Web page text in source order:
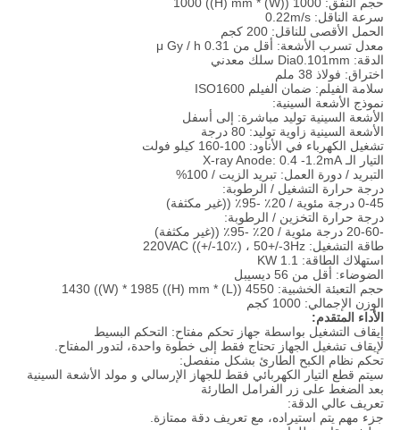
سرعة الناقل: 0.22m/s
الحمل الأقصى للناقل: 200 كجم
معدل تسرب الأشعة: أقل من 0.31 μ Gy / h
الدقة: Dia0.101mm سلك معدني
اختراق: فولاذ 38 ملم
سلامة الفيلم: ضمان الفيلم ISO1600
نموذج الأشعة السينية:
الأشعة السينية توليد مباشرة: إلى أسفل
الأشعة السينية زاوية توليد: 80 درجة
تشغيل الكهرباء في الأناود: 100-160 كيلو فولت
التيار الـ X-ray Anode: 0.4 -1.2mA
التبريد / دورة العمل: تبريد الزيت / 100%
درجة حرارة التشغيل / الرطوبة:
0-45 درجة مئوية / 20٪ -95٪ ((غير مكثفة)
درجة حرارة التخزين / الرطوبة:
-20-60 درجة مئوية / 20٪ -95٪ ((غير مكثفة)
طاقة التشغيل: 220VAC ((+/-10٪) ، 50+/-3Hz
استهلاك الطاقة: 1.1 KW
الضوضاء: أقل من 56 ديسيبل
حجم التعبئة الخشبية: 4550 ((L) * 1430 ((W) * 1985 ((H) mm
الوزن الإجمالي: 1000 كجم
الأداء المتقدم:
إيقاف التشغيل بواسطة جهاز تحكم مفتاح: التحكم البسيط
لإيقاف تشغيل الجهاز تحتاج فقط إلى خطوة واحدة، لتدور المفتاح.
تحكم نظام الكبح الطارئ بشكل منفصل:
سيتم قطع التيار الكهربائي فقط للجهاز الإرسالي و مولد الأشعة السينية
بعد الضغط على زر الفرامل الطارئة
تعريف عالي الدقة:
جزء مهم يتم استيراده، مع تعريف دقة ممتازة.